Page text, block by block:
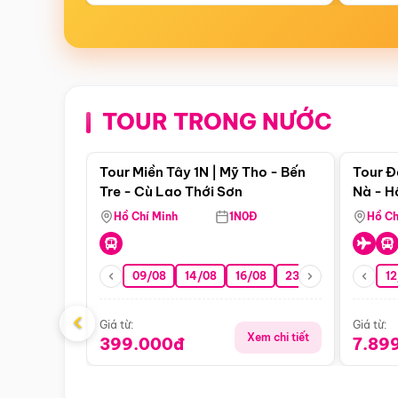
TOUR TRONG NƯỚC
Điểm nổi bật
Tour Miền Tây 1N | Mỹ Tho - Bến
Tre - Cù Lao Thới Sơn
Hồ Chí Minh 1N0Đ
09/08 14/08 16/08 23/08 30/08
Giá từ:
399.000đ Xem chi tiết
Tour
Nà -
Nha
Hồ
Giá từ:
‹